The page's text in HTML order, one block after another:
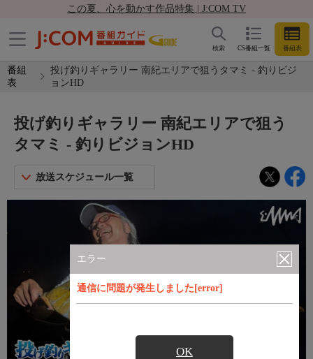
この夏、心を動かす作品特集 | J:COM TV
CS番組一覧 番組表
検索
番組
表
投げ釣りギャラリー 南紀エリアで狙うタマミ - 釣りビジ
ョンHD
エラー
通信に問題が発生しました[error]
OK
投げ釣りギャラリー 南紀エリアで狙う
タマミ - 釣りビジョンHD
放送スケジュール一覧